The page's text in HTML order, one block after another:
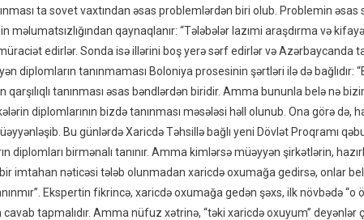
ta sovet vaxtından əsas problemlərdən biri olub. Problemin əsas
məlumatsızlığından qaynaqlanır: “Tələbələr lazımi araşdırma və
edirlər. Sonda isə illərini boş yerə sərf edirlər və Azərbaycanda
diplomların tanınmaması Boloniya prosesinin şərtləri ilə də bağlıdır:
tanınması əsas bəndlərdən biridir. Amma bununla belə nə
diplomlarının bizdə tanınması məsələsi həll olunub. Ona görə də,
Bu günlərdə Xaricdə Təhsillə bağlı yeni Dövlət Proqramı
diplomları birmənalı tanınır. Amma kimlərsə müəyyən şirkətlərin,
imtahan nəticəsi tələb olunmadan xaricdə oxumağa gedirsə, onlar
Ekspertin fikrincə, xaricdə oxumağa gedən şəxs, ilk növbədə “o
cavab tapmalıdır. Amma nüfuz xətrinə, “təki xaricdə oxuyum” deyənlər